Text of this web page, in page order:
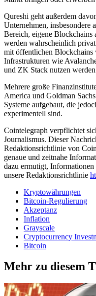
Qureshi geht außerdem
Unternehmen, insbesondere
Bereich, eigene Blockchains
werden wahrscheinlich
mit öffentlichen Blockchains
Infrastrukturen wie
und ZK Stack nutzen
Mehrere große
America und Goldman
Systeme aufgebaut, die
experimentell sind.
Cointelegraph verpflichtet
Journalismus. Dieser
Redaktionsrichtlinie von
genaue und zeitnahe
dazu ermutigt,
unsere Redaktionsrichtlinie
Kryptowährungen
Bitcoin-Regulierung
Akzeptanz
Inflation
Grayscale
Cryptocurrency
Bitcoin
Mehr zu diesem